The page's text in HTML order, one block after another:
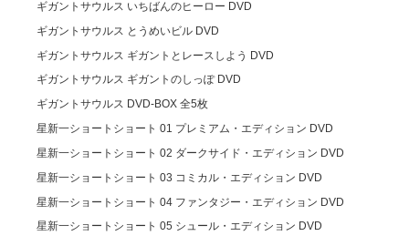
ギガントサウルス いちばんのヒーロー DVD
ギガントサウルス とうめいビル DVD
ギガントサウルス ギガントとレースしよう DVD
ギガントサウルス ギガントのしっぽ DVD
ギガントサウルス DVD-BOX 全5枚
星新一ショートショート 01 プレミアム・エディション DVD
星新一ショートショート 02 ダークサイド・エディション DVD
星新一ショートショート 03 コミカル・エディション DVD
星新一ショートショート 04 ファンタジー・エディション DVD
星新一ショートショート 05 シュール・エディション DVD